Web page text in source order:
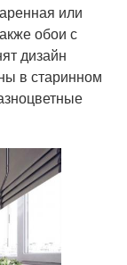
или
обои с
дизайн
в старинном